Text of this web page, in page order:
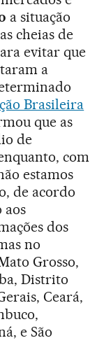
a situação
cheias de
evitar que
a
Brasileira
que as
de
com
estamos
de acordo
aos
dos
no
Grosso,
Distrito
Ceará,
e São